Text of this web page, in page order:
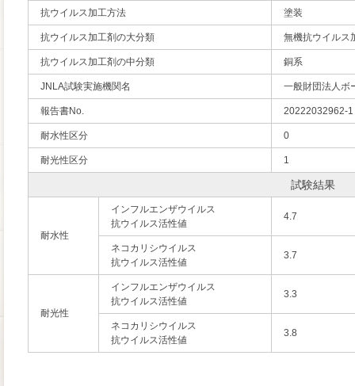
抗ウイルス加工方法 塗装
抗ウイルス加工剤の大分類 無機抗ウイルス
抗ウイルス加工剤の中分類 銅系
JNLA試験実施機関名 一般財団法人ボ
報告書No. 20222032962-1
耐水性区分 0
耐光性区分 1
試験結果
耐水性
インフルエンザウイルス
抗ウイルス活性値
4.7
ネコカリシウイルス
抗ウイルス活性値
3.7
耐光性
インフルエンザウイルス
抗ウイルス活性値
3.3
ネコカリシウイルス
抗ウイルス活性値
3.8